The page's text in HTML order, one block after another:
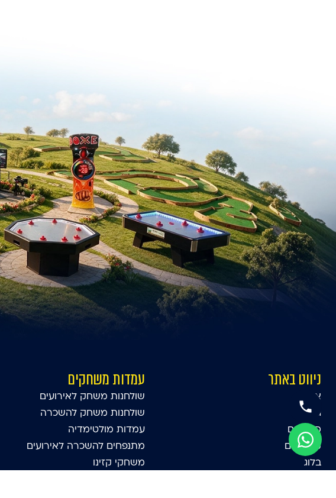
ניווט באתר
אודות
גלרייה
סרטונים
ממליצים
בלוג
עמדות משחקים
שולחנות משחק לאירועים
שולחנות משחק להשכרה
עמדות מולטימדיה
מתנפחים להשכרה לאירועים
משחקי קזינו